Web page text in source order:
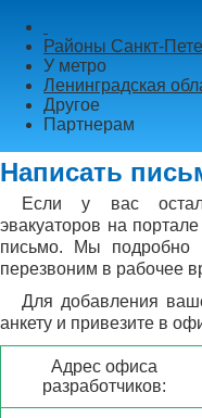
Районы Санкт-
У метро
Ленинградская
Другое
Партнерам
Написать
Если у вас
эвакуаторов на
письмо. Мы подробно
перезвоним в рабочее
Для добавления
анкету и привезите в
Адрес офиса
разработчиков: